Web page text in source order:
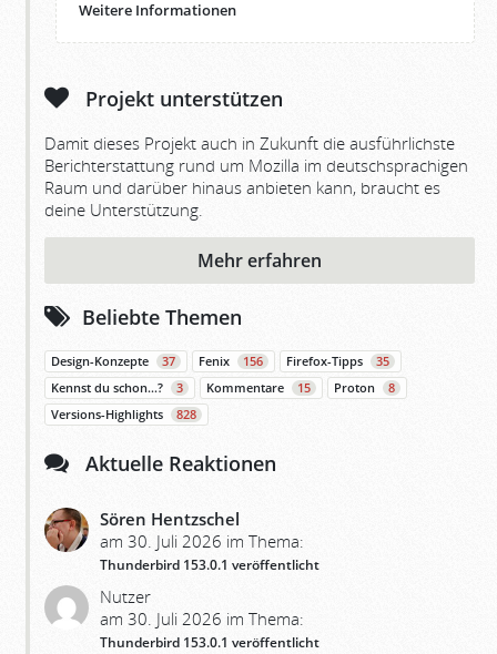
Weitere Informationen
Projekt unterstützen
Damit dieses Projekt auch in Zukunft die ausführlichste
Berichterstattung rund um Mozilla im deutschsprachigen
Raum und darüber hinaus anbieten kann, braucht es
deine Unterstützung.
Mehr erfahren
Beliebte Themen
Design-Konzepte 37 Fenix 156 Firefox-Tipps
35
Kennst du schon…?
3 Kommentare 15 Proton
8
Versions-Highlights
828
Aktuelle Reaktionen
Sören Hentzschel
am 30. Juli 2026 im Thema:
Thunderbird 153.0.1 veröffentlicht
Nutzer
am 30. Juli 2026 im Thema:
Thunderbird 153.0.1 veröffentlicht